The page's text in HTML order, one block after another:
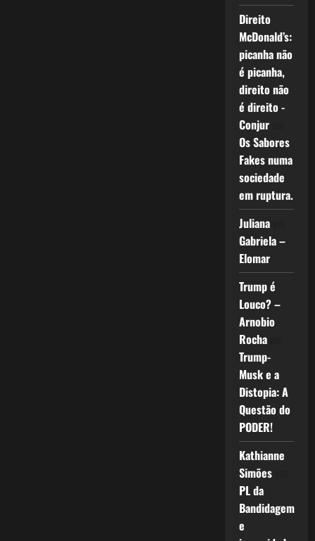
Direito
McDonald’s:
picanha não
é picanha,
direito não
é direito -
Conjurem
Os Sabores
Fakes numa
sociedade
em ruptura.
Julianaem
Gabriela –
Elomar
Trump é
Louco? –
Arnobio
Rochaem
Trump-
Musk e a
Distopia: A
Questão do
PODER!
Kathianne
Simõesem
PL da
Bandidagem
e